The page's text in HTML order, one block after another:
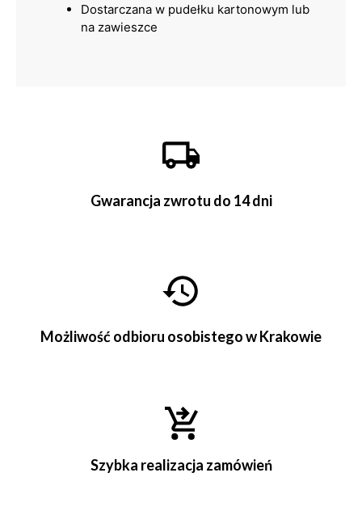
Dostarczana w pudełku kartonowym lub
na zawieszce
Gwarancja zwrotu do 14 dni
Możliwość odbioru osobistego w Krakowie
Szybka realizacja zamówień